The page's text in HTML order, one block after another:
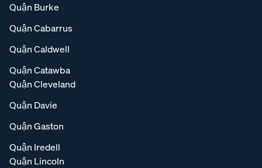
Quận Burke
Quận Cabarrus
Quận Caldwell
Quận Catawba
Quận Cleveland
Quận Davie
Quận Gaston
Quận Iredell
Quận Lincoln